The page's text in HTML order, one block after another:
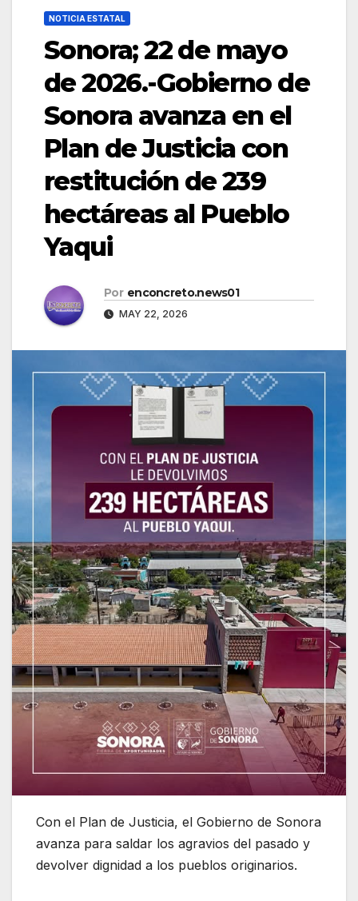
NOTICIA ESTATAL
Sonora; 22 de mayo
de 2026.-Gobierno de
Sonora avanza en el
Plan de Justicia con
restitución de 239
hectáreas al Pueblo
Yaqui
Por enconcreto.news01
MAY 22, 2026
Con el Plan de Justicia, el Gobierno de Sonora
avanza para saldar los agravios del pasado y
devolver dignidad a los pueblos originarios.